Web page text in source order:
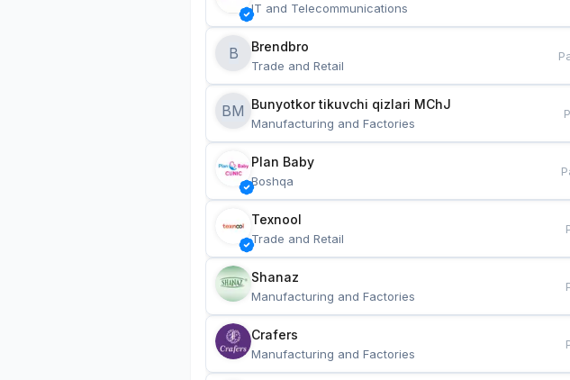
IT and Telecommunications
B Brendbro
Trade and Retail
BM
Manufacturing and Factories
Plan Baby
Boshqa
Texnool
Trade and Retail
Shanaz
Manufacturing and Factories
Crafers
Manufacturing and Factories